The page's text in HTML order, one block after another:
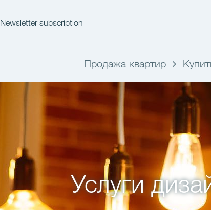
Newsletter subscription
Продажа квартир
Услуги